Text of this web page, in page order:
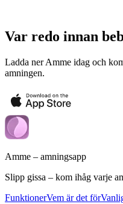
Var redo innan
Ladda ner Amme idag och
amningen.
Amme – amningsapp
Slipp gissa – kom ihåg varje
FunktionerVem är det för